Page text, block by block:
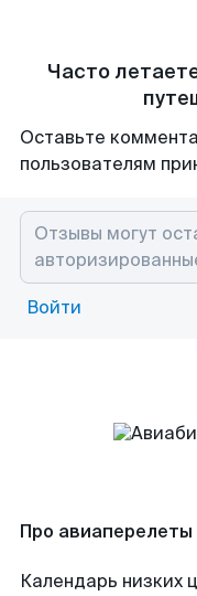
Часто
Оставьте
пользователям
Войти
Про
Календарь низких